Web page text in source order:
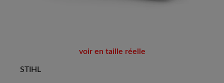
voir en taille réelle
STIHL